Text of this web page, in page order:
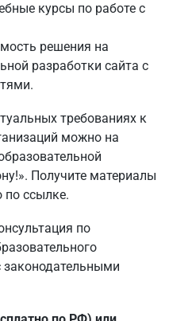
курсы по работе с
решения на
разработки сайта с
требованиях к
можно на
Получите материалы
по ссылке.
по
законодательными